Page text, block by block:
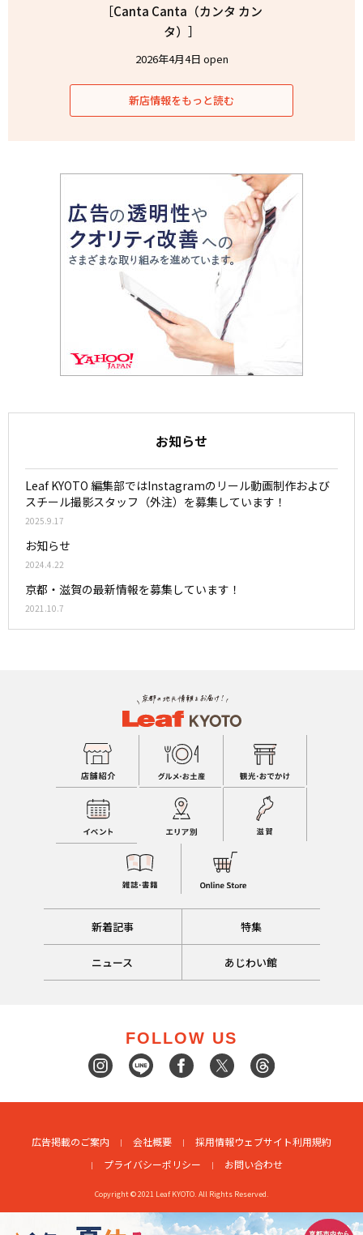
［Canta Canta（カンタ カン
タ）］
2026年4月4日 open
新店情報をもっと読む
お知らせ
Leaf KYOTO 編集部ではInstagramのリール動画制作および
スチール撮影スタッフ（外注）を募集しています！
2025.9.17
お知らせ
2024.4.22
京都・滋賀の最新情報を募集しています！
2021.10.7
新着記事 特集
ニュース あじわい館
FOLLOW US
広告掲載のご案内 会社概要 採用情報ウェブサイト利用規約
プライバシーポリシー
お問い合わせ
Copyright © 2021 Leaf KYOTO. All Rights Reserved.